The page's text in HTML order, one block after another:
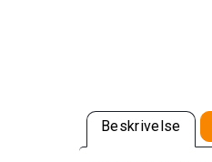
Beskrivelse